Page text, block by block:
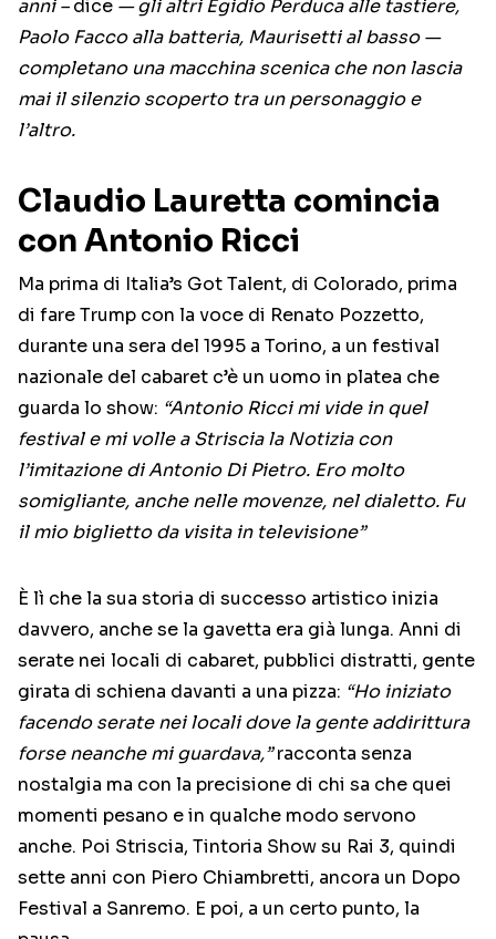
anni –dice — gli altri Egidio Perduca alle tastiere,
Paolo Facco alla batteria, Maurisetti al basso —
completano una macchina scenica che non lascia
mai il silenzio scoperto tra un personaggio e
l’altro.
Claudio Lauretta comincia
con Antonio Ricci
Ma prima di Italia’s Got Talent, di Colorado, prima
di fare Trump con la voce di Renato Pozzetto,
durante una sera del 1995 a Torino, a un festival
nazionale del cabaret c’è un uomo in platea che
guarda lo show: “Antonio Ricci mi vide in quel
festival e mi volle a Striscia la Notizia con
l’imitazione di Antonio Di Pietro. Ero molto
somigliante, anche nelle movenze, nel dialetto. Fu
il mio biglietto da visita in televisione”
È lì che la sua storia di successo artistico inizia
davvero, anche se la gavetta era già lunga. Anni di
serate nei locali di cabaret, pubblici distratti, gente
girata di schiena davanti a una pizza: “Ho iniziato
facendo serate nei locali dove la gente addirittura
forse neanche mi guardava,”racconta senza
nostalgia ma con la precisione di chi sa che quei
momenti pesano e in qualche modo servono
anche. Poi Striscia, Tintoria Show su Rai 3, quindi
sette anni con Piero Chiambretti, ancora un Dopo
Festival a Sanremo. E poi, a un certo punto, la